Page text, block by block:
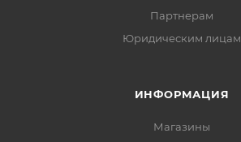
Партнерам
Юридическим лицам
ИНФОРМАЦИЯ
Магазины